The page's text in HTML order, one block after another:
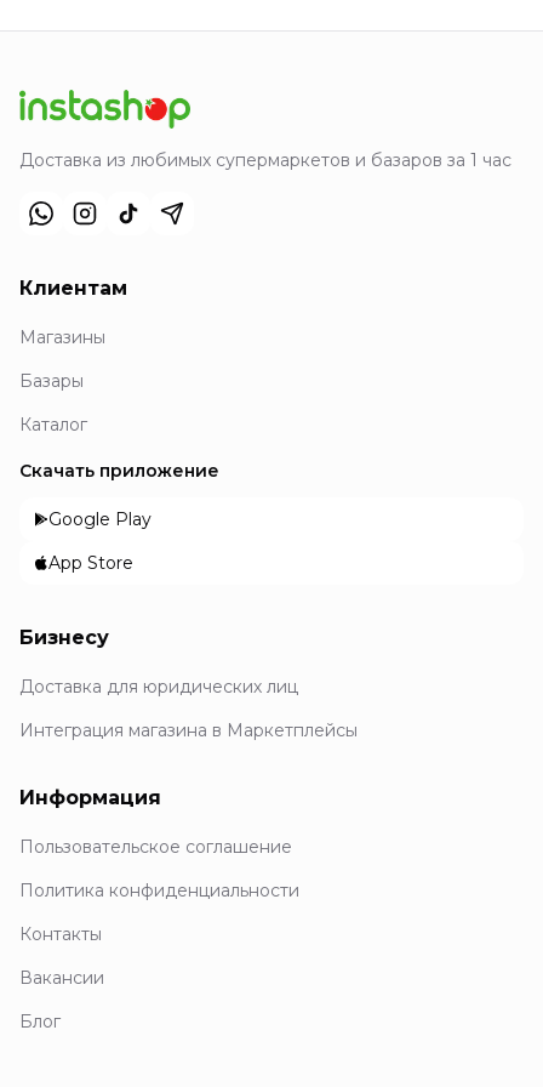
Доставка из любимых супермаркетов и базаров за 1 час
Клиентам
Магазины
Базары
Каталог
Скачать приложение
Google Play
App Store
Бизнесу
Доставка для юридических лиц
Интеграция магазина в Маркетплейсы
Информация
Пользовательское соглашение
Политика конфиденциальности
Контакты
Вакансии
Блог